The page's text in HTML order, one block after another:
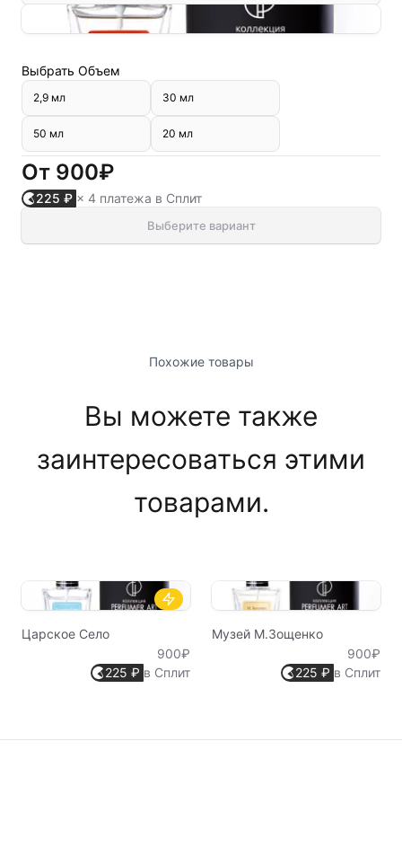
Выбрать Объем
2,9 мл 30 мл
50 мл 20 мл
От 900₽
225 ₽ × 4 платежа в Сплит
Выберите вариант
Похожие товары
Вы можете также
заинтересоваться этими
товарами.
Царское Село
900₽
225 ₽ в Сплит
Музей М.Зощенко
900₽
225 ₽ в Сплит